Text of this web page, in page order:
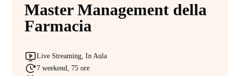
Master Management della
Farmacia
Live Streaming, In Aula
7 weekend, 75 ore